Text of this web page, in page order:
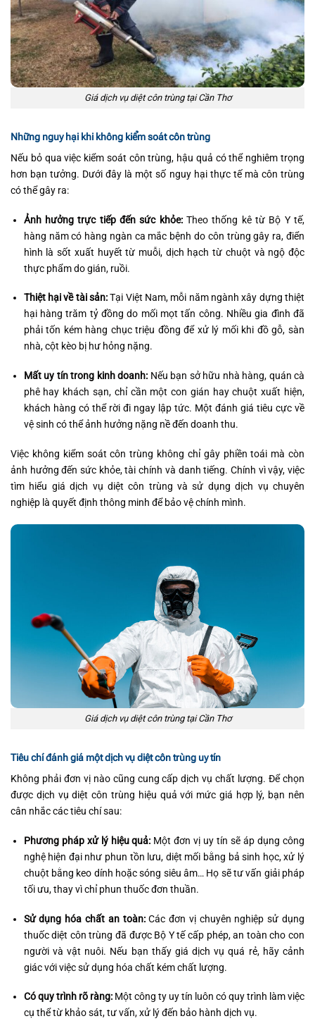
Giá dịch vụ diệt côn trùng tại Cần Thơ
Những nguy hại khi không kiểm soát côn trùng
Nếu bỏ qua việc kiểm soát côn trùng, hậu quả có thể nghiêm trọng
hơn bạn tưởng. Dưới đây là một số nguy hại thực tế mà côn trùng
có thể gây ra:
Ảnh hưởng trực tiếp đến sức khỏe:Theo thống kê từ Bộ Y tế,
hàng năm có hàng ngàn ca mắc bệnh do côn trùng gây ra, điển
hình là sốt xuất huyết từ muỗi, dịch hạch từ chuột và ngộ độc
thực phẩm do gián, ruồi.
Thiệt hại về tài sản:Tại Việt Nam, mỗi năm ngành xây dựng thiệt
hại hàng trăm tỷ đồng do mối mọt tấn công. Nhiều gia đình đã
phải tốn kém hàng chục triệu đồng để xử lý mối khi đồ gỗ, sàn
nhà, cột kèo bị hư hỏng nặng.
Mất uy tín trong kinh doanh: Nếu bạn sở hữu nhà hàng, quán cà
phê hay khách sạn, chỉ cần một con gián hay chuột xuất hiện,
khách hàng có thể rời đi ngay lập tức. Một đánh giá tiêu cực về
vệ sinh có thể ảnh hưởng nặng nề đến doanh thu.
Việc không kiểm soát côn trùng không chỉ gây phiền toái mà còn
ảnh hưởng đến sức khỏe, tài chính và danh tiếng. Chính vì vậy, việc
tìm hiểu giá dịch vụ diệt côn trùng và sử dụng dịch vụ chuyên
nghiệp là quyết định thông minh để bảo vệ chính mình.
Giá dịch vụ diệt côn trùng tại Cần Thơ
Tiêu chí đánh giá một dịch vụ diệt côn trùng uy tín
Không phải đơn vị nào cũng cung cấp dịch vụ chất lượng. Để chọn
được dịch vụ diệt côn trùng hiệu quả với mức giá hợp lý, bạn nên
cân nhắc các tiêu chí sau:
Phương pháp xử lý hiệu quả: Một đơn vị uy tín sẽ áp dụng công
nghệ hiện đại như phun tồn lưu, diệt mối bằng bả sinh học, xử lý
chuột bằng keo dính hoặc sóng siêu âm… Họ sẽ tư vấn giải pháp
tối ưu, thay vì chỉ phun thuốc đơn thuần.
Sử dụng hóa chất an toàn:Các đơn vị chuyên nghiệp sử dụng
thuốc diệt côn trùng đã được Bộ Y tế cấp phép, an toàn cho con
người và vật nuôi. Nếu bạn thấy giá dịch vụ quá rẻ, hãy cảnh
giác với việc sử dụng hóa chất kém chất lượng.
Có quy trình rõ ràng:Một công ty uy tín luôn có quy trình làm việc
cụ thể từ khảo sát, tư vấn, xử lý đến bảo hành dịch vụ.